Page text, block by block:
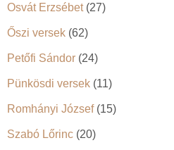
Osvát Erzsébet(27)
Őszi versek (62)
Petőfi Sándor (24)
Pünkösdi versek (11)
Romhányi József(15)
Szabó Lőrinc (20)